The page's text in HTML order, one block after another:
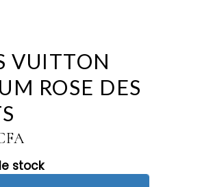
VUITTON
ROSE DES
stock